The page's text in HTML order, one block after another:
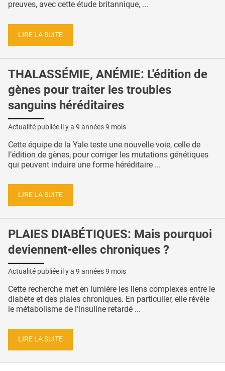
preuves, avec cette étude britannique, ...
LIRE LA SUITE
THALASSÉMIE, ANÉMIE: L'édition de
gènes pour traiter les troubles
sanguins héréditaires
Actualité publiée il y a 9 années 9 mois
Cette équipe de la Yale teste une nouvelle voie, celle de
l’édition de gènes, pour corriger les mutations génétiques
qui peuvent induire une forme héréditaire ...
LIRE LA SUITE
PLAIES DIABÉTIQUES: Mais pourquoi
deviennent-elles chroniques ?
Actualité publiée il y a 9 années 9 mois
Cette recherche met en lumière les liens complexes entre le
diabète et des plaies chroniques. En particulier, elle révèle
le métabolisme de l'insuline retardé ...
LIRE LA SUITE